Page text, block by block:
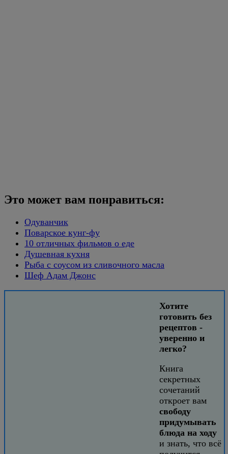
Это может вам понравиться:
Одуванчик
Поварское кунг-фу
10 отличных фильмов о еде
Душевная кухня
Рыба с соусом из сливочного масла
Шеф Адам Джонс
Хотите
готовить без
рецептов -
уверенно и
легко?
Книга
секретных
сочетаний
откроет вам
свободу
придумывать
блюда на ходу
и знать, что всё